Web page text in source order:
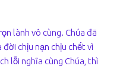
lành vô cùng. Chúa đã
đời chịu nạn chịu chết vì
lỗi nghĩa cùng Chúa, thì